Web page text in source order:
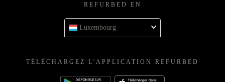
REFURBED EN
Luxembourg
TÉLÉCHARGEZ L'APPLICATION REFURBED